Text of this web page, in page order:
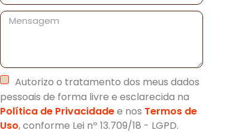
Autorizo o tratamento dos meus dados
pessoais de forma livre e esclarecida na
Política de Privacidadee nos Termos de
Uso, conforme Lei nº 13.709/18 - LGPD.